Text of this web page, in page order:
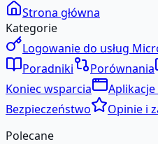
Strona główna
Kategorie
Logowanie do usług
Poradniki
Porównania
Koniec wsparcia
Bezpieczeństwo
Opinie i
Polecane